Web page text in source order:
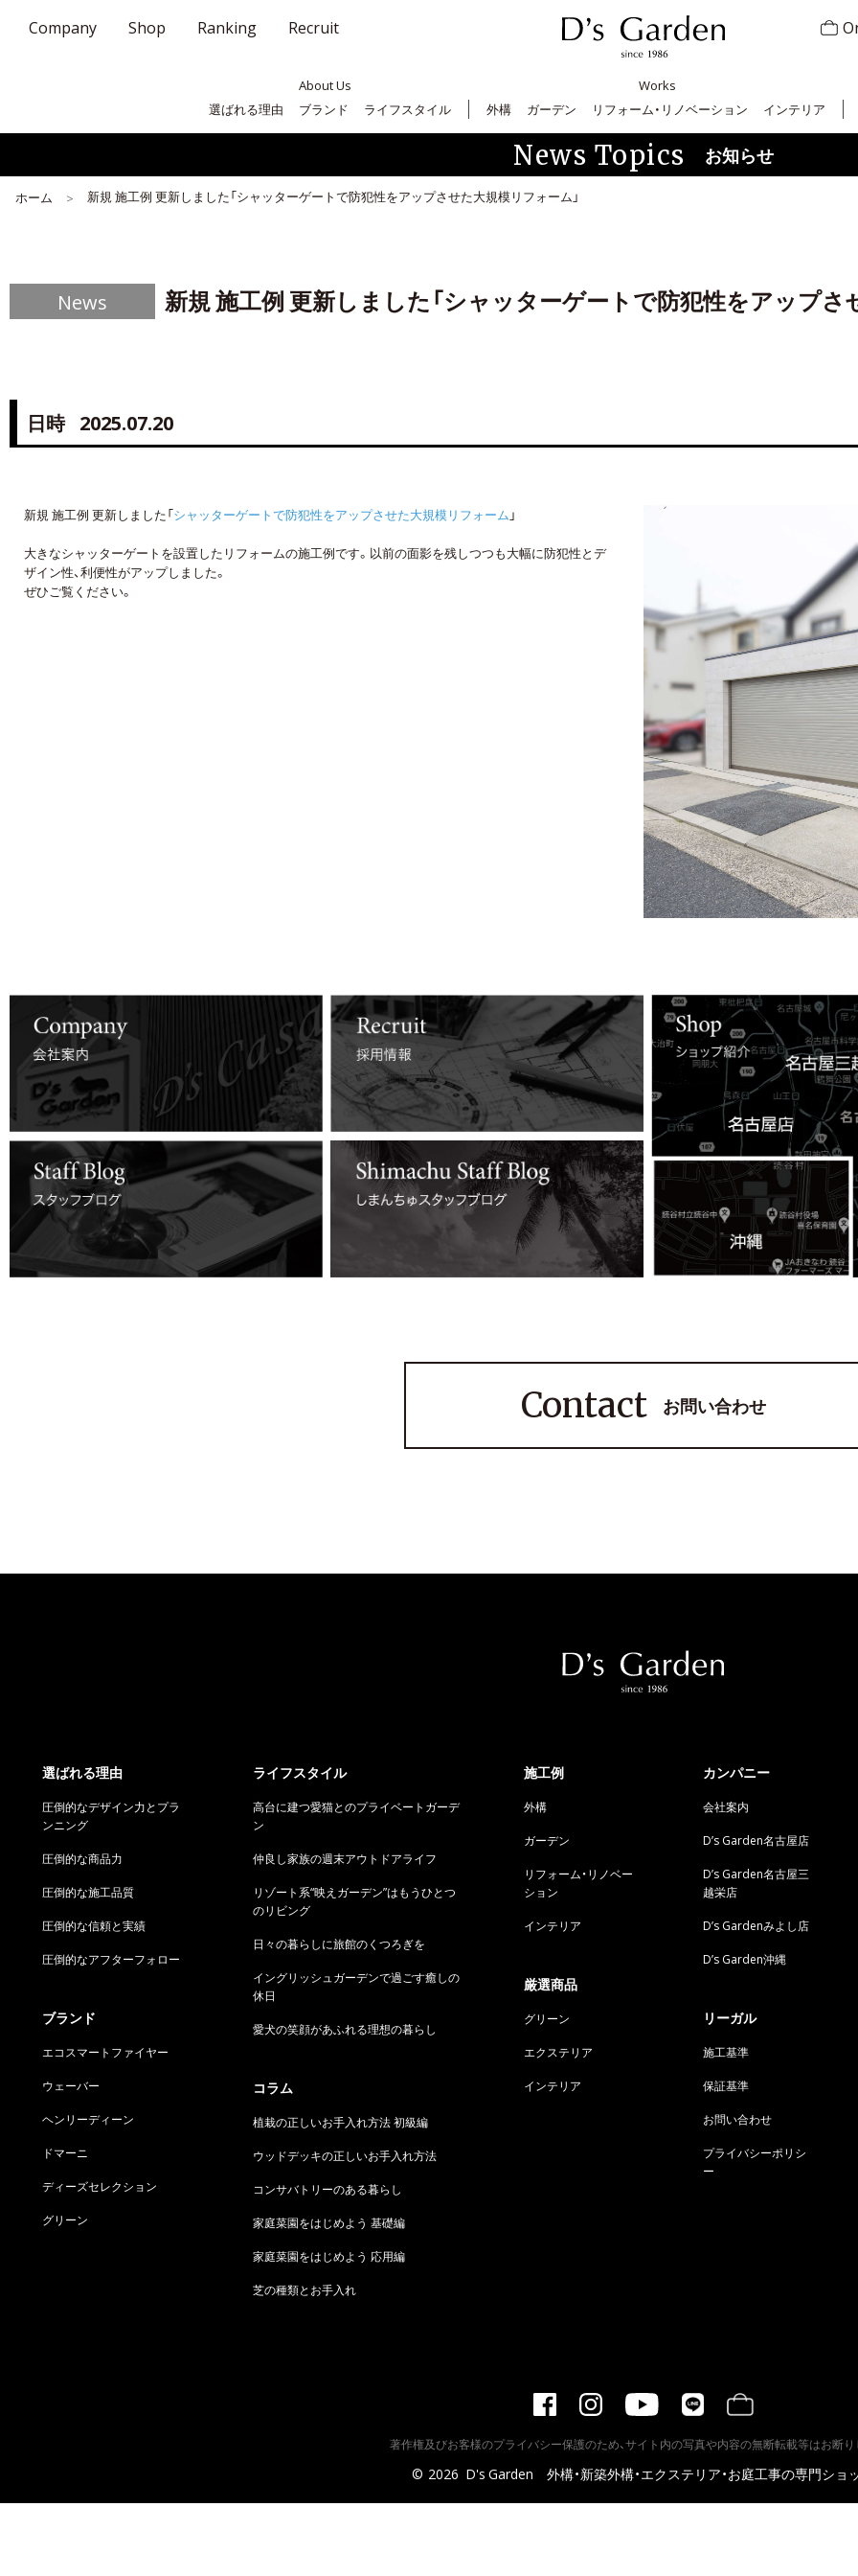
Company Shop Ranking Recruit
About Us Works
選ばれる理由
ブランド ライフスタイル 外構 ガーデン リフォーム・リノベーション インテリア
News Topics お知らせ
ホーム 新規 施工例 更新しました「シャッターゲートで防犯性をアップさせた大規模リフォーム」
News 新規 施工例 更新しました「シャッターゲートで防犯性をアップさ
日時 2025.07.20
新規 施工例 更新しました「シャッターゲートで防犯性をアップさせた大規模リフォーム 」
大きなシャッターゲートを設置したリフォームの施工例です。以前の面影を残しつつも大幅に防犯性とデ
ザイン性、利便性がアップしました。
ぜひご覧ください。
Contact お問い合わせ
選ばれる理由
圧倒的なデザイン力とプラ
ンニング
圧倒的な商品力
圧倒的な施工品質
圧倒的な信頼と実績
圧倒的なアフターフォロー
ブランド
エコスマートファイヤー
ウェーバー
ヘンリーディーン
ドマーニ
ディーズセレクション
グリーン
ライフスタイル
高台に建つ愛猫とのプライベートガーデ
ン
仲良し家族の週末アウトドアライフ
リゾート系“映えガーデン”はもうひとつ
のリビング
日々の暮らしに旅館のくつろぎを
イングリッシュガーデンで過ごす癒しの
休日
愛犬の笑顔があふれる理想の暮らし
コラム
植栽の正しいお手入れ方法 初級編
ウッドデッキの正しいお手入れ方法
コンサバトリーのある暮らし
家庭菜園をはじめよう 基礎編
家庭菜園をはじめよう 応用編
芝の種類とお手入れ
施工例
外構
ガーデン
リフォーム・リノベー
ション
インテリア
厳選商品
グリーン
エクステリア
インテリア
カンパニー
会社案内
D’s Garden名古屋店
D’s Garden名古屋三
越栄店
D’s Gardenみよし店
D’s Garden沖縄
リーガル
施工基準
保証基準
お問い合わせ
プライバシーポリシ
ー
著作権及びお客様のプライバシー保護のため、サイト内の写真や内容の無断転載等はお断り
© 2026 D's Garden 外構・新築外構・エクステリア・お庭工事の専門ショ